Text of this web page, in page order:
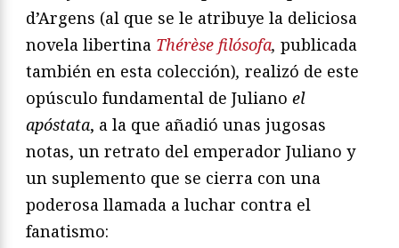
d’Argens (al que se le atribuye la deliciosa
novela libertina Thérèse filósofa, publicada
también en esta colección), realizó de este
opúsculo fundamental de Juliano el
apóstata, a la que añadió unas jugosas
notas, un retrato del emperador Juliano y
un suplemento que se cierra con una
poderosa llamada a luchar contra el
fanatismo: